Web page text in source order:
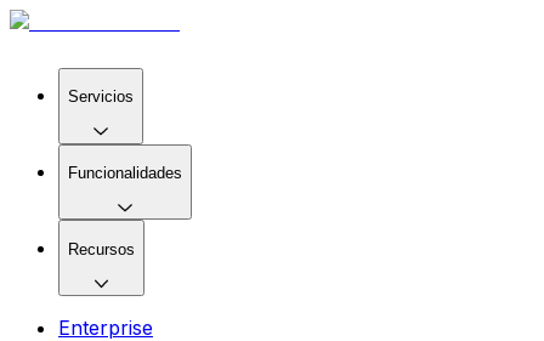
Servicios
Funcionalidades
Recursos
Enterprise